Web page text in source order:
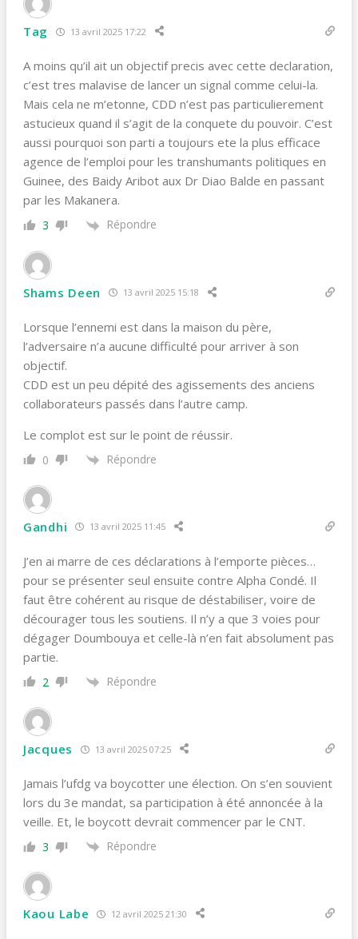
Tag 13 avril 2025 17:22
A moins qu’il ait un objectif precis avec cette declaration,
c’est tres malavise de lancer un signal comme celui-la.
Mais cela ne m’etonne, CDD n’est pas particulierement
astucieux quand il s’agit de la conquete du pouvoir. C’est
aussi pourquoi son parti a toujours ete la plus efficace
agence de l’emploi pour les transhumants politiques en
Guinee, des Baidy Aribot aux Dr Diao Balde en passant
par les Makanera.
3 Répondre
Shams Deen 13 avril 2025 15:18
Lorsque l’ennemi est dans la maison du père,
l’adversaire n’a aucune difficulté pour arriver à son
objectif.
CDD est un peu dépité des agissements des anciens
collaborateurs passés dans l’autre camp.
Le complot est sur le point de réussir.
0 Répondre
Gandhi 13 avril 2025 11:45
J’en ai marre de ces déclarations à l’emporte pièces…
pour se présenter seul ensuite contre Alpha Condé. Il
faut être cohérent au risque de déstabiliser, voire de
décourager tous les soutiens. Il n’y a que 3 voies pour
dégager Doumbouya et celle-là n’en fait absolument pas
partie.
2 Répondre
Jacques 13 avril 2025 07:25
Jamais l’ufdg va boycotter une élection. On s’en souvient
lors du 3e mandat, sa participation à été annoncée à la
veille. Et, le boycott devrait commencer par le CNT.
3 Répondre
Kaou Labe 12 avril 2025 21:30